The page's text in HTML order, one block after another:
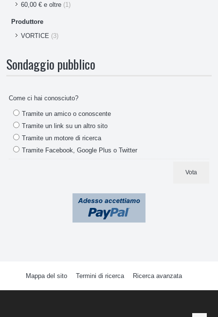
60,00 € e oltre (1)
Produttore
VORTICE (3)
Sondaggio pubblico
Come ci hai conosciuto?
Tramite un amico o conoscente
Tramite un link su un altro sito
Tramite un motore di ricerca
Tramite Facebook, Google Plus o Twitter
Vota
Mappa del sito Termini di ricerca Ricerca avanzata